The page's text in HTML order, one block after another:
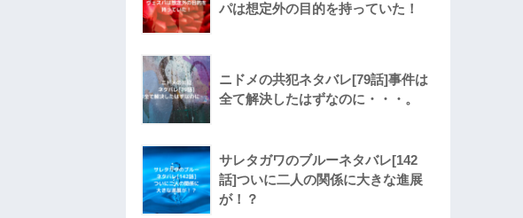
パは想定外の目的を持っていた！
ニドメの共犯ネタバレ[79話]事件は
全て解決したはずなのに・・・。
サレタガワのブルーネタバレ[142
話]ついに二人の関係に大きな進展
が！？